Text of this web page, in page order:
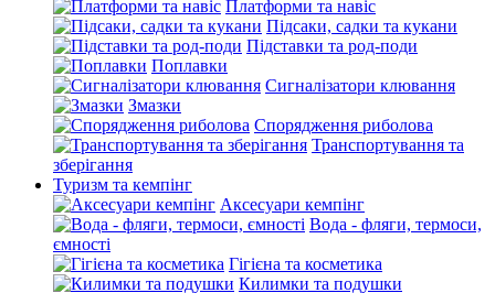
Платформи та навіс
Підсаки, садки та кукани
Підставки та род-поди
Поплавки
Сигналізатори клювання
Змазки
Спорядження риболова
Транспортування та
зберігання
Туризм та кемпінг
Аксесуари кемпінг
Вода - фляги, термоси,
ємності
Гігієна та косметика
Килимки та подушки